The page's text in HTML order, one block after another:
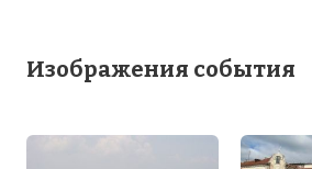
Изображения события